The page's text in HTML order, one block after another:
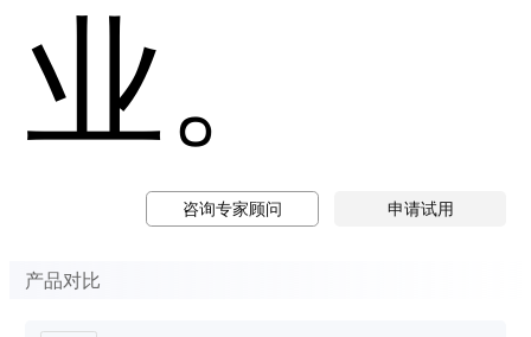
业。
咨询专家顾问 申请试用
产品对比